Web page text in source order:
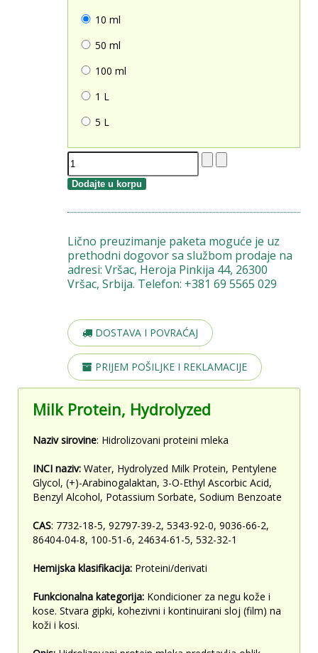
10 ml
50 ml
100 ml
1 L
5 L
Lično preuzimanje paketa moguće je uz
prethodni dogovor sa službom prodaje na
adresi: Vršac, Heroja Pinkija 44, 26300
Vršac, Srbija. Telefon: +381 69 5565 029
DOSTAVA I POVRAĆAJ
PRIJEM POŠILJKE I REKLAMACIJE
Milk Protein, Hydrolyzed
Naziv sirovine: Hidrolizovani proteini mleka
INCI naziv: Water, Hydrolyzed Milk Protein, Pentylene
Glycol, (+)-Arabinogalaktan, 3-O-Ethyl Ascorbic Acid,
Benzyl Alcohol, Potassium Sorbate, Sodium Benzoate
CAS: 7732-18-5, 92797-39-2, 5343-92-0, 9036-66-2,
86404-04-8, 100-51-6, 24634-61-5, 532-32-1
Hemijska klasifikacija: Proteini/derivati
Funkcionalna kategorija: Kondicioner za negu kože i
kose. Stvara gipki, kohezivni i kontinuirani sloj (film) na
koži i kosi.